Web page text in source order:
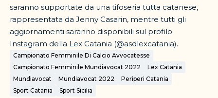
saranno supportate da una tifoseria tutta catanese,
rappresentata da Jenny Casarin, mentre tutti gli
aggiornamenti saranno disponibili sul profilo
Instagram della Lex Catania (@asdlexcatania).
Campionato Femminile Di Calcio Avvocatesse
Campionato Femminile Mundiavocat 2022
Lex Catania
Mundiavocat
Mundiavocat 2022
Periperi Catania
Sport Catania
Sport Sicilia